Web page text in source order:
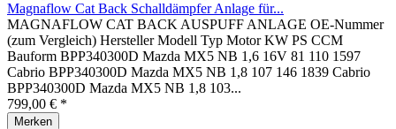
Magnaflow Cat Back Schalldämpfer Anlage für...
MAGNAFLOW CAT BACK AUSPUFF ANLAGE OE-Nummer
(zum Vergleich) Hersteller Modell Typ Motor KW PS CCM
Bauform BPP340300D Mazda MX5 NB 1,6 16V 81 110 1597
Cabrio BPP340300D Mazda MX5 NB 1,8 107 146 1839 Cabrio
BPP340300D Mazda MX5 NB 1,8 103...
799,00 € *
Merken